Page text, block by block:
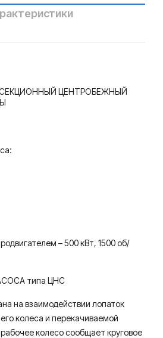
ЦЕНТРОБЕЖНЫЙ
– 500 кВт, 1500 об/
типа ЦНС
на взаимодействии лопаток
колеса и перекачиваемой
колесо сообщает круговое